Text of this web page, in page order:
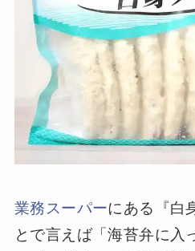
業務スーパーにある『白
とで言えば「海苔弁に入